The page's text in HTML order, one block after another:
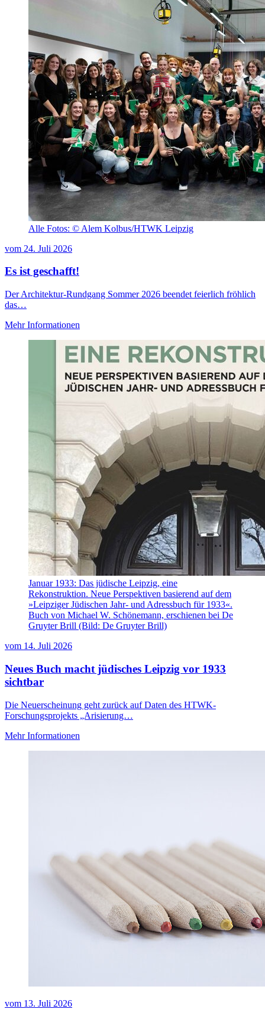
Alle Fotos: © Alem Kolbus/HTWK Leipzig
vom 24. Juli 2026
Es ist geschafft!
Der Architektur-Rundgang Sommer 2026 beendet feierlich fröhlich
das…
Mehr Informationen
Januar 1933: Das jüdische Leipzig, eine
Rekonstruktion. Neue Perspektiven basierend auf dem
»Leipziger Jüdischen Jahr- und Adressbuch für 1933«.
Buch von Michael W. Schönemann, erschienen bei De
Gruyter Brill (Bild: De Gruyter Brill)
vom 14. Juli 2026
Neues Buch macht jüdisches Leipzig vor 1933
sichtbar
Die Neuerscheinung geht zurück auf Daten des HTWK-
Forschungsprojekts „Arisierung…
Mehr Informationen
vom 13. Juli 2026